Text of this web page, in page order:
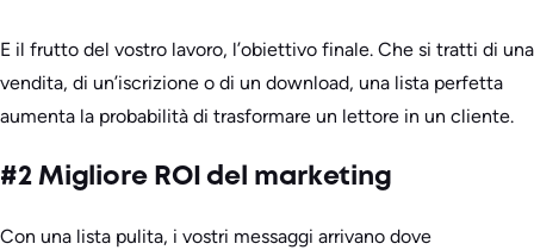
E il frutto del vostro lavoro, l’obiettivo finale. Che si tratti di una
vendita, di un’iscrizione o di un download, una lista perfetta
aumenta la probabilità di trasformare un lettore in un cliente.
#2 Migliore ROI del marketing
Con una lista pulita, i vostri messaggi arrivano dove